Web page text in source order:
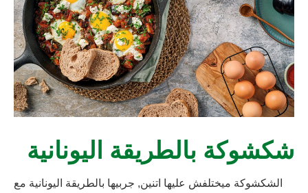
شكشوكة بالطريقة اليونانية
الشكشوكة ميختلفش عليها اتنين, جربيها بالطريقة اليونانية مع